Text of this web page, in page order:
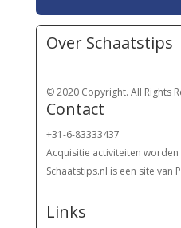
Over Schaatstips
© 2020 Copyright. All Rights
Contact
+31-6-83333437
Acquisitie activiteiten worden
Schaatstips.nl is een site van
Links